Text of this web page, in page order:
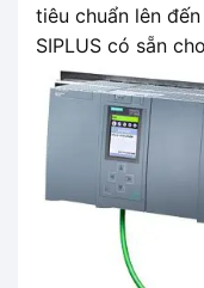
tiêu chuẩn lên
SIPLUS có sẵn